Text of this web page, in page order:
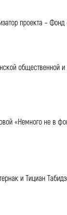
проекта –
общественной
«Немного не в
и Тициан